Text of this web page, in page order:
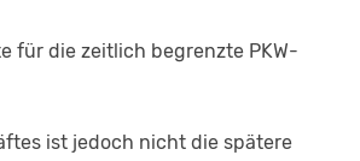
für die zeitlich begrenzte PKW-
ist jedoch nicht die spätere